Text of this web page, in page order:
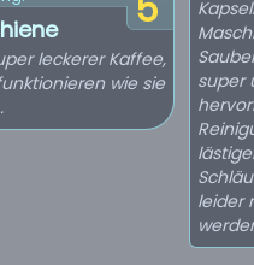
leckerer Kaffee,
wie sie
super
leider